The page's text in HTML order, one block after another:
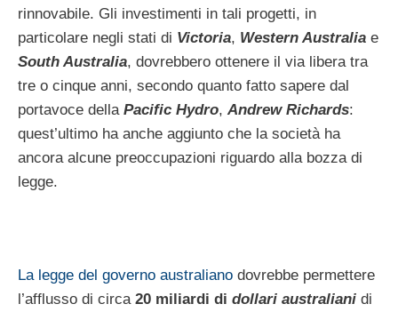
rinnovabile. Gli investimenti in tali progetti, in
particolare negli stati di Victoria, Western Australia e
South Australia, dovrebbero ottenere il via libera tra
tre o cinque anni, secondo quanto fatto sapere dal
portavoce della Pacific Hydro, Andrew Richards:
quest’ultimo ha anche aggiunto che la società ha
ancora alcune preoccupazioni riguardo alla bozza di
legge.
La legge del governo australiano dovrebbe permettere
l’afflusso di circa 20 miliardi di dollari australiani di